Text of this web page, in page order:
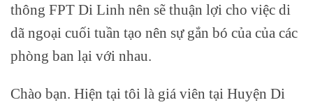
thông FPT Di Linh nên sẽ thuận lợi cho việc di
dã ngoại cuối tuần tạo nên sự gắn bó của của các
phòng ban lại với nhau.
Chào bạn. Hiện tại tôi là giá viên tại Huyện Di